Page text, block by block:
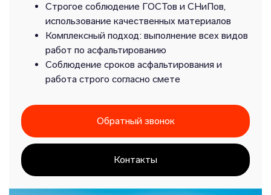
Строгое соблюдение ГОСТов и СНиПов,
использование качественных материалов
Комплексный подход: выполнение всех видов
работ по асфальтированию
Соблюдение сроков асфальтирования и
работа строго согласно смете
Обратный звонок
Контакты